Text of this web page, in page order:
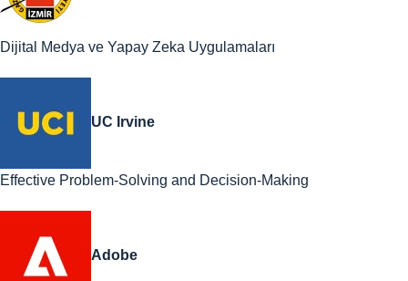
Dijital Medya ve Yapay Zeka Uygulamaları
UC Irvine
Effective Problem-Solving and Decision-Making
Adobe